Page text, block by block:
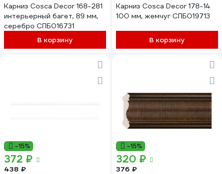
Карниз Cosca Decor 168-281
интерьерный багет, 89 мм,
серебро СПБ016731
В корзину
Карниз Cosca Decor 178-14
100 мм, жемчуг СПБ019713
В корзину
-15%
372 ₽
438 ₽
-15%
320 ₽
376 ₽